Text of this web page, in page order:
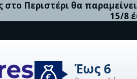
Περιστέρι θα
15/8